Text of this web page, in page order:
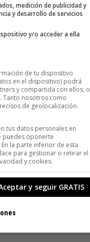
medición de publicidad y
y desarrollo de servicios
y/o acceder a ella
de tu dispositivo
en el dispositivo) podrá
y compartida con ellos, o
Tanto nosotros como
de geolocalización.
tus datos personales en
puedes oponerte
la parte inferior de esta
para gestionar o retirar el
y cookies.
y seguir GRATIS